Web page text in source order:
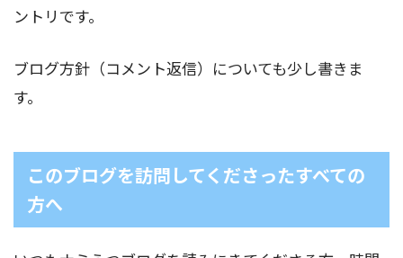
ントリです。
ブログ方針（コメント返信）についても少し書きま
す。
このブログを訪問してくださったすべての
方へ